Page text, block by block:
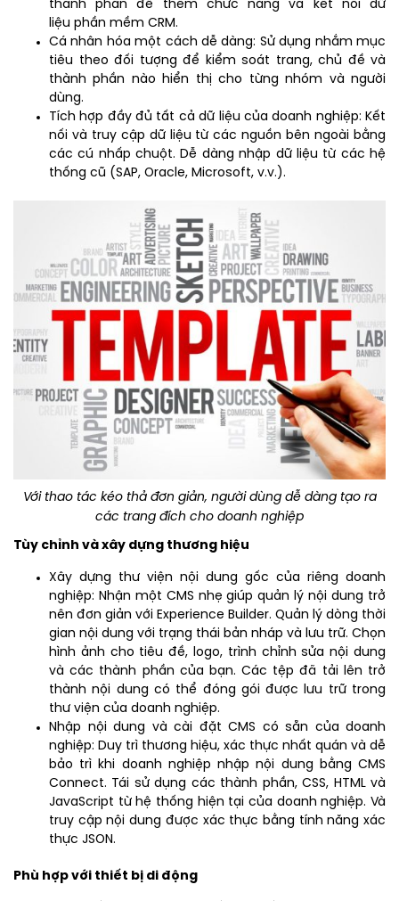
thành phần để thêm chức năng và kết nối dữ
liệu phần mềm CRM.
Cá nhân hóa một cách dễ dàng: Sử dụng nhắm mục
tiêu theo đối tượng để kiểm soát trang, chủ đề và
thành phần nào hiển thị cho từng nhóm và người
dùng.
Tích hợp đầy đủ tất cả dữ liệu của doanh nghiệp: Kết
nối và truy cập dữ liệu từ các nguồn bên ngoài bằng
các cú nhấp chuột. Dễ dàng nhập dữ liệu từ các hệ
thống cũ (SAP, Oracle, Microsoft, v.v.).
Với thao tác kéo thả đơn giản, người dùng dễ dàng tạo ra
các trang đích cho doanh nghiệp
Tùy chỉnh và xây dựng thương hiệu
Xây dựng thư viện nội dung gốc của riêng doanh
nghiệp: Nhận một CMS nhẹ giúp quản lý nội dung trở
nên đơn giản với Experience Builder. Quản lý dòng thời
gian nội dung với trạng thái bản nháp và lưu trữ. Chọn
hình ảnh cho tiêu đề, logo, trình chỉnh sửa nội dung
và các thành phần của bạn. Các tệp đã tải lên trở
thành nội dung có thể đóng gói được lưu trữ trong
thư viện của doanh nghiệp.
Nhập nội dung và cài đặt CMS có sẵn của doanh
nghiệp: Duy trì thương hiệu, xác thực nhất quán và dễ
bảo trì khi doanh nghiệp nhập nội dung bằng CMS
Connect. Tái sử dụng các thành phần, CSS, HTML và
JavaScript từ hệ thống hiện tại của doanh nghiệp. Và
truy cập nội dung được xác thực bằng tính năng xác
thực JSON.
Phù hợp với thiết bị di động